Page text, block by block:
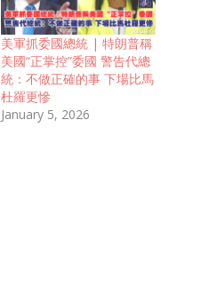
美軍抓委國總統 | 特朗普稱
美國“正掌控”委國 警告代總
統：不做正確的事 下場比馬
杜羅更慘
January 5, 2026